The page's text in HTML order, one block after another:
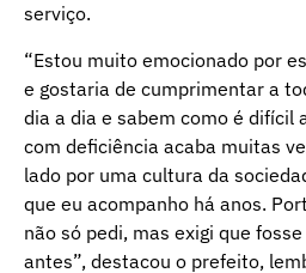
serviço.
“Estou muito emocionado por
e gostaria de cumprimentar a
dia a dia e sabem como é difícil
com deficiência acaba muitas
lado por uma cultura da
que eu acompanho há anos.
não só pedi, mas exigi que
antes”, destacou o prefeito,